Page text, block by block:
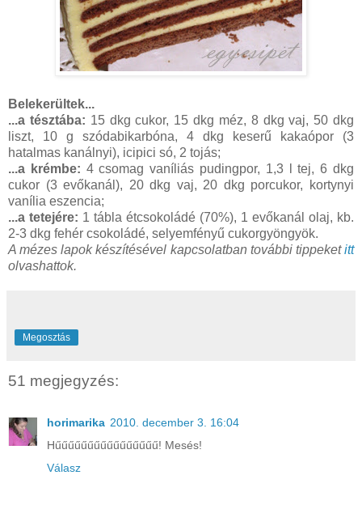
Belekerültek...
...a tésztába: 15 dkg cukor, 15 dkg méz, 8 dkg vaj, 50 dkg
liszt, 10 g szódabikarbóna, 4 dkg keserű kakaópor (3
hatalmas kanálnyi), icipici só, 2 tojás;
...a krémbe: 4 csomag vaníliás pudingpor, 1,3 l tej, 6 dkg
cukor (3 evőkanál), 20 dkg vaj, 20 dkg porcukor, kortynyi
vanília eszencia;
...a tetejére: 1 tábla étcsokoládé (70%), 1 evőkanál olaj, kb.
2-3 dkg fehér csokoládé, selyemfényű cukorgyöngyök.
A mézes lapok készítésével kapcsolatban további tippeketitt
olvashattok.
Megosztás
51 megjegyzés:
horimarika 2010. december 3. 16:04
Hűűűűűűűűűűűűűűűű! Mesés!
Válasz